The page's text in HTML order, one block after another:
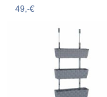
49,-€